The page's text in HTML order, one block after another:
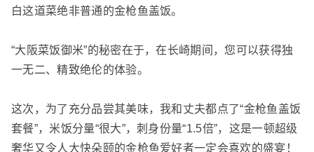
白这道菜绝非普通的金枪鱼盖饭。
“大阪菜饭御米”的秘密在于，在长崎期间，您可以获得独
一无二、精致绝伦的体验。
这次，为了充分品尝其美味，我和丈夫都点了“金枪鱼盖饭
套餐”，米饭分量“很大”，刺身份量“1.5倍”，这是一顿超级
奢华又令人大快朵颐的金枪鱼爱好者一定会喜欢的盛宴！